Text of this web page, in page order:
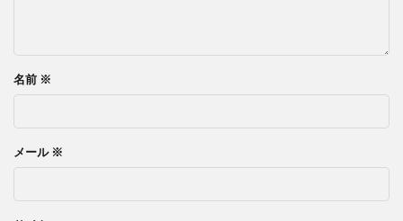
名前 ※
メール ※